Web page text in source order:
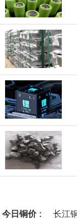
他与赫格塞
言”，他对
纽约期银突
据报道，
稳定的三
进一步扩
美国国会
计划建造
到采购的
今日铜价 : 长江